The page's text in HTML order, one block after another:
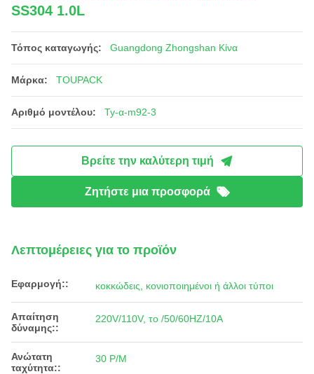
SS304 1.0L
Τόπος καταγωγής: Guangdong Zhongshan Κίνα
Μάρκα: TOUPACK
Αριθμό μοντέλου: Ty-α-m92-3
Βρείτε την καλύτερη τιμή
Ζητήστε μια προσφορά
Λεπτομέρειες για το προϊόν
Εφαρμογή:: κοκκώδεις, κονιοποιημένοι ή άλλοι τύποι
Απαίτηση
δύναμης::
220V/110V, το /50/60HZ/10A
Ανώτατη
ταχύτητα::
30 P/M